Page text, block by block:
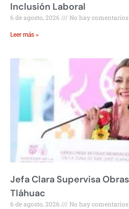
Inclusión Laboral
6 de agosto, 2026 No hay comentarios
Leer más »
Jefa Clara Supervisa
Tláhuac
6 de agosto, 2026 No hay comentarios